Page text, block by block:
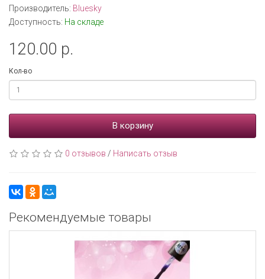
Производитель: Bluesky
Доступность: На складе
120.00 р.
Кол-во
В корзину
0 отзывов / Написать отзыв
Рекомендуемые товары